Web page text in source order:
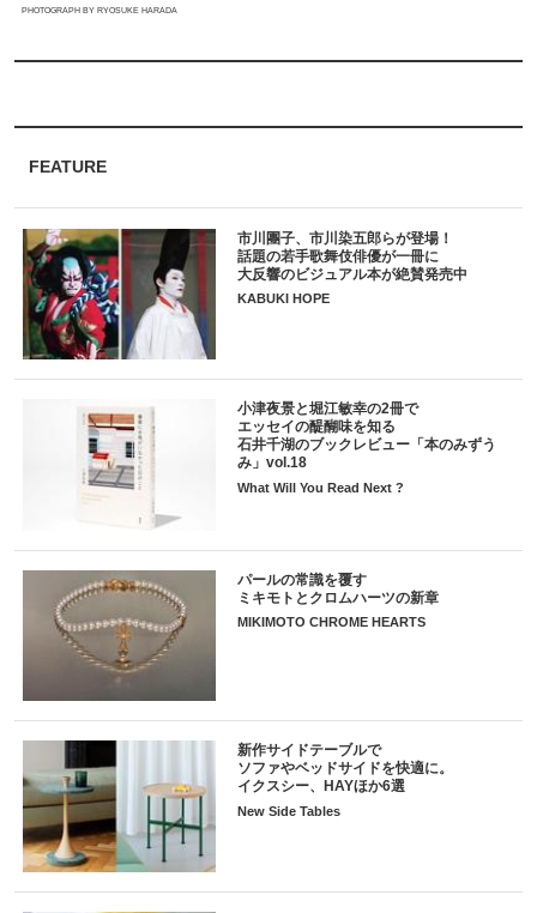
FEATURE
市川團子、市川染五郎らが登場！
話題の若手歌舞伎俳優が一冊に
大反響のビジュアル本が絶賛発売中
KABUKI HOPE
小津夜景と堀江敏幸の2冊で
エッセイの醍醐味を知る
石井千湖のブックレビュー「本のみずう
み」vol.18
What Will You Read Next ?
パールの常識を覆す
ミキモトとクロムハーツの新章
MIKIMOTO CHROME HEARTS
新作サイドテーブルで
ソファやベッドサイドを快適に。
イクスシー、HAYほか6選
New Side Tables
PHOTOGRAPH BY RYOSUKE HARADA